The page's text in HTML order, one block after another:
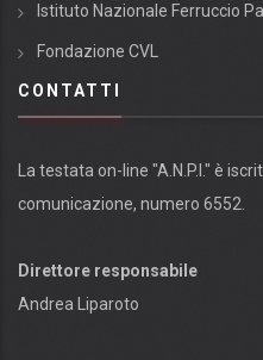
Istituto Nazionale Ferruccio
Fondazione CVL
CONTATTI
La testata on-line "A.N.P.I." è
comunicazione, numero 6552.
Direttore responsabile
Andrea Liparoto